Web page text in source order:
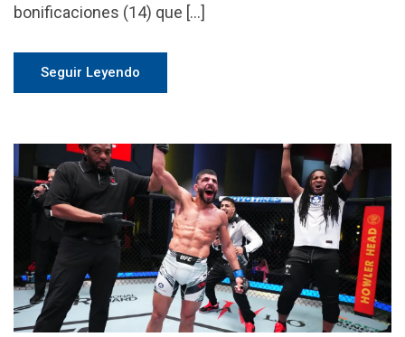
bonificaciones (14) que […]
Seguir Leyendo